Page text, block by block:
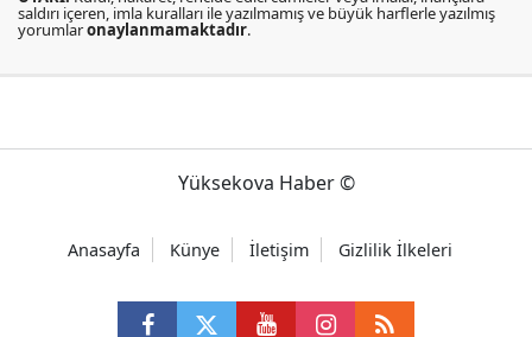
saldırı içeren, imla kuralları ile yazılmamış ve büyük harflerle yazılmış
yorumlaronaylanmamaktadır.
Yüksekova Haber ©
Anasayfa Künye İletişim Gizlilik İlkeleri